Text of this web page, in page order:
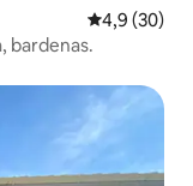
4,9 de uma
4,9 (30)
bardenas.